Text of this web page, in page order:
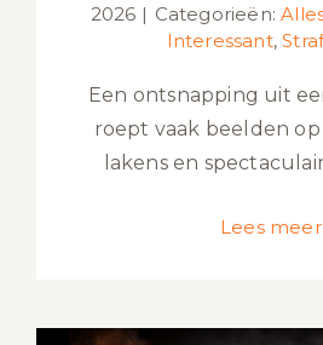
2026 | Categorieën:
Interessant,
Een ontsnapping uit
roept vaak beelden
lakens en
Lees meer